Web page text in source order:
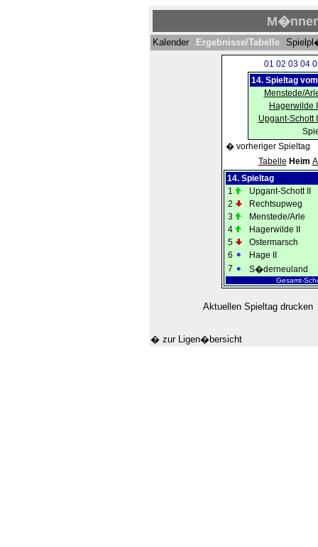
M�nner
Kalender Ergebnisse/Tabelle
01 02 03 04
14. Spieltag
Menstede/
Hagerwilde
Upgant-Schott
� vorheriger Spieltag
Tabelle Heim
14. Spieltag
1
Upgant-Schott II
2
Rechtsupweg
3
Menstede/Arle
4
Hagerwilde II
5
Ostermarsch
6
Hage II
7
S�derneuland
Gesamt-
Aktuellen Spieltag drucken
� zur Ligen�bersicht